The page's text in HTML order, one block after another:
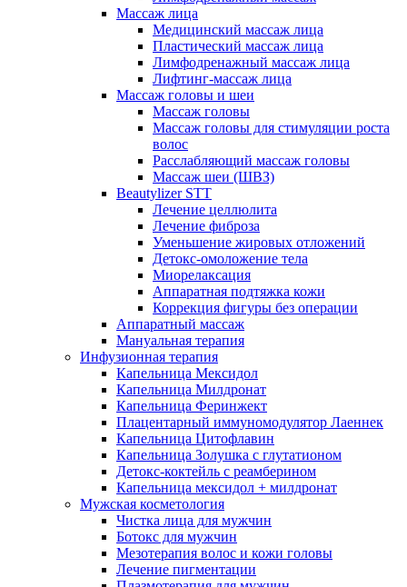
Массаж лица
Медицинский массаж лица
Пластический массаж лица
Лимфодренажный массаж лица
Лифтинг-массаж лица
Массаж головы и шеи
Массаж головы
Массаж головы для стимуляции роста
волос
Расслабляющий массаж головы
Массаж шеи (ШВЗ)
Beautylizer STT
Лечение целлюлита
Лечение фиброза
Уменьшение жировых отложений
Детокс-омоложение тела
Миорелаксация
Аппаратная подтяжка кожи
Коррекция фигуры без операции
Аппаратный массаж
Мануальная терапия
Инфузионная терапия
Капельница Мексидол
Капельница Милдронат
Капельница Феринжект
Плацентарный иммуномодулятор Лаеннек
Капельница Цитофлавин
Капельница Золушка с глутатионом
Детокс-коктейль с реамберином
Капельница мексидол + милдронат
Мужская косметология
Чистка лица для мужчин
Ботокс для мужчин
Мезотерапия волос и кожи головы
Лечение пигментации